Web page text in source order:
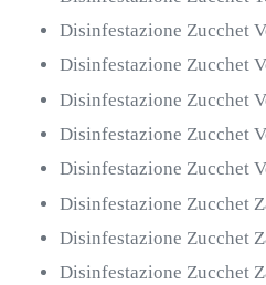
Disinfestazione Zucchet
Disinfestazione Zucchet
Disinfestazione Zucchet
Disinfestazione Zucchet
Disinfestazione Zucchet
Disinfestazione Zucchet
Disinfestazione Zucchet
Disinfestazione Zucchet